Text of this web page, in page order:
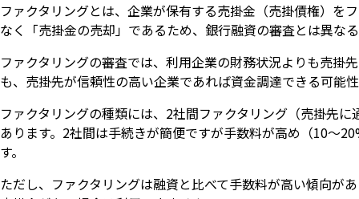
ファクタリングとは、企業が保有する売掛金（売掛債権）を
なく「売掛金の売却」であるため、銀行融資の審査とは異な
ファクタリングの審査では、利用企業の財務状況よりも売掛
も、売掛先が信頼性の高い企業であれば資金調達できる可能
ファクタリングの種類には、2社間ファクタリング（売掛先
あります。2社間は手続きが簡便ですが手数料が高め（10〜
す。
ただし、ファクタリングは融資と比べて手数料が高い傾向が